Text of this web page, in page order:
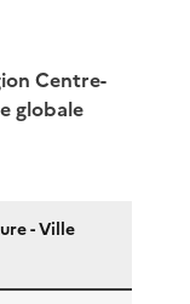
Centre-
globale
- Ville